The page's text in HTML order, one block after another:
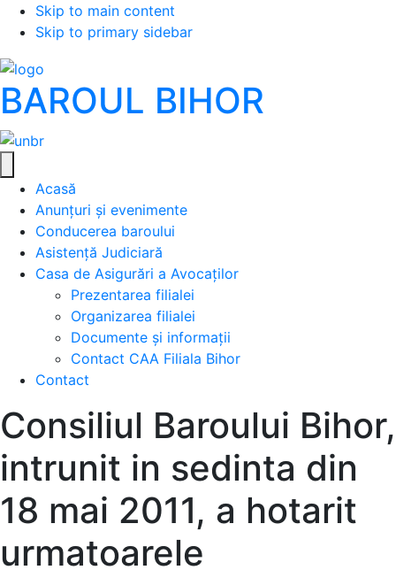
Skip to main content
Skip to primary sidebar
BAROUL BIHOR
Acasă
Anunțuri și evenimente
Conducerea baroului
Asistență Judiciară
Casa de Asigurări a Avocaților
Prezentarea filialei
Organizarea filialei
Documente și informații
Contact CAA Filiala Bihor
Contact
Consiliul Baroului Bihor,
intrunit in sedinta din
18 mai 2011, a hotarit
urmatoarele